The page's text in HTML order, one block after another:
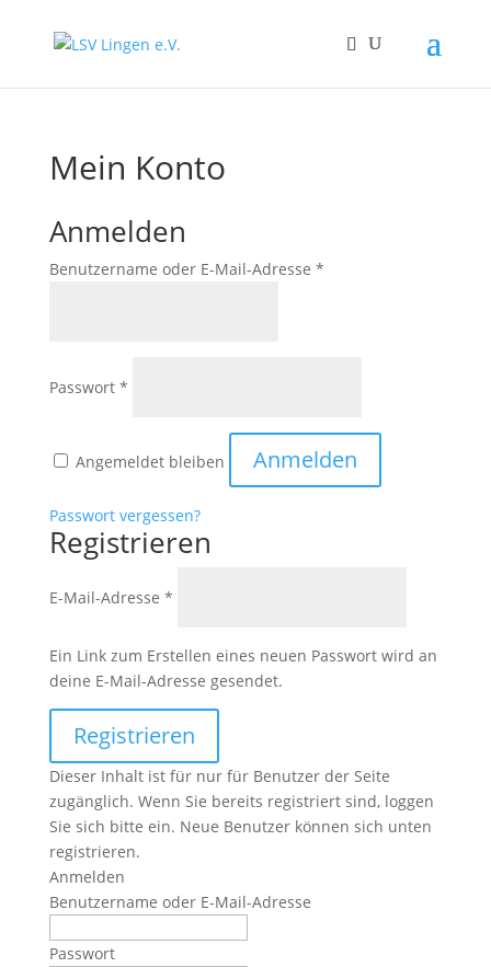
Mein Konto
Anmelden
Benutzername oder E-Mail-Adresse *Erforderlich
Passwort *
Angemeldet bleiben Anmelden
Passwort vergessen?
Registrieren
E-Mail-Adresse *
Ein Link zum Erstellen eines neuen Passwort wird an
deine E-Mail-Adresse gesendet.
Registrieren
Dieser Inhalt ist für nur für Benutzer der Seite
zugänglich. Wenn Sie bereits registriert sind, loggen
Sie sich bitte ein. Neue Benutzer können sich unten
registrieren.
Anmelden
Benutzername oder E-Mail-Adresse
Passwort